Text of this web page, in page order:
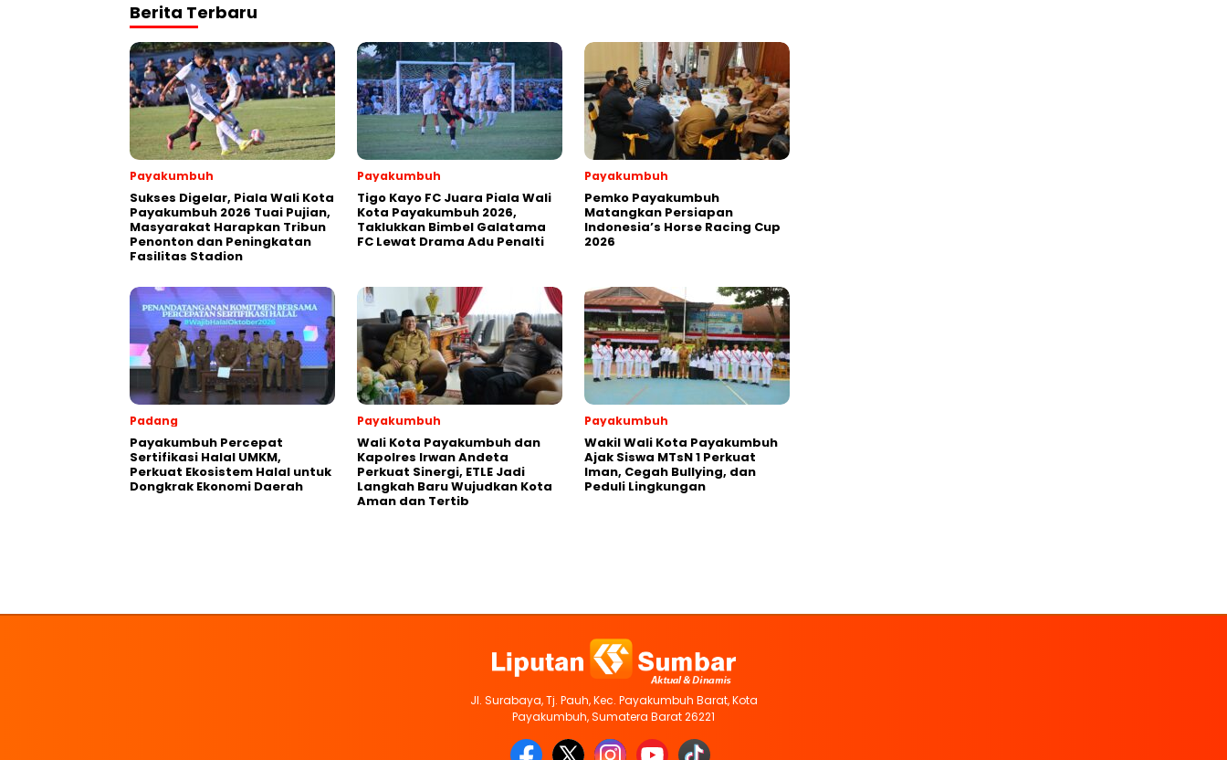
Berita Terbaru
Payakumbuh
Sukses Digelar, Piala Wali Kota
Payakumbuh 2026 Tuai Pujian,
Masyarakat Harapkan Tribun
Penonton dan Peningkatan
Fasilitas Stadion
Payakumbuh
Tigo Kayo FC Juara Piala Wali
Kota Payakumbuh 2026,
Taklukkan Bimbel Galatama
FC Lewat Drama Adu Penalti
Payakumbuh
Pemko Payakumbuh
Matangkan Persiapan
Indonesia’s Horse Racing Cup
2026
Padang
Payakumbuh Percepat
Sertifikasi Halal UMKM,
Perkuat Ekosistem Halal untuk
Dongkrak Ekonomi Daerah
Payakumbuh
Wali Kota Payakumbuh dan
Kapolres Irwan Andeta
Perkuat Sinergi, ETLE Jadi
Langkah Baru Wujudkan Kota
Aman dan Tertib
Payakumbuh
Wakil Wali Kota Payakumbuh
Ajak Siswa MTsN 1 Perkuat
Iman, Cegah Bullying, dan
Peduli Lingkungan
Jl. Surabaya, Tj. Pauh, Kec. Payakumbuh Barat, Kota
Payakumbuh, Sumatera Barat 26221